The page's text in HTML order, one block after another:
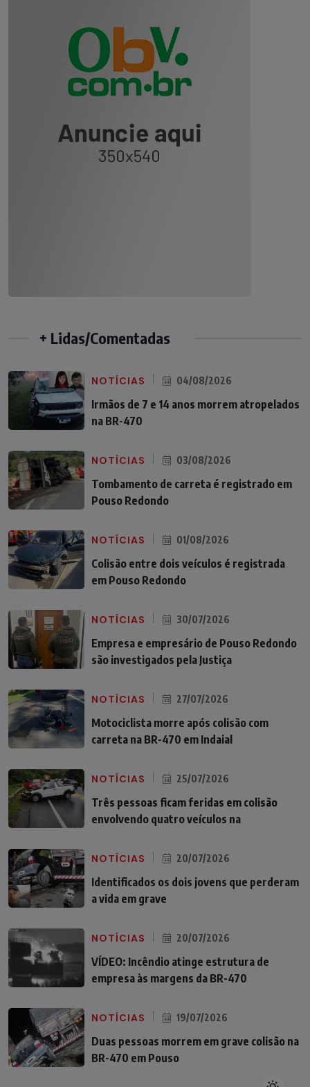
+ Lidas/Comentadas
NOTÍCIAS 04/08/2026
Irmãos de 7 e 14 anos morrem atropelados
na BR-470
NOTÍCIAS 03/08/2026
Tombamento de carreta é registrado em
Pouso Redondo
NOTÍCIAS 01/08/2026
Colisão entre dois veículos é registrada
em Pouso Redondo
NOTÍCIAS 30/07/2026
Empresa e empresário de Pouso Redondo
são investigados pela Justiça
NOTÍCIAS 27/07/2026
Motociclista morre após colisão com
carreta na BR-470 em Indaial
NOTÍCIAS 25/07/2026
Três pessoas ficam feridas em colisão
envolvendo quatro veículos na
NOTÍCIAS 20/07/2026
Identificados os dois jovens que perderam
a vida em grave
NOTÍCIAS 20/07/2026
VÍDEO: Incêndio atinge estrutura de
empresa às margens da BR-470
NOTÍCIAS 19/07/2026
Duas pessoas morrem em grave colisão na
BR-470 em Pouso